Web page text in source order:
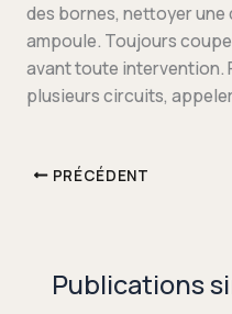
des bornes, nettoyer
ampoule. Toujours
avant toute intervention.
plusieurs circuits,
PRÉCÉDENT
Publications